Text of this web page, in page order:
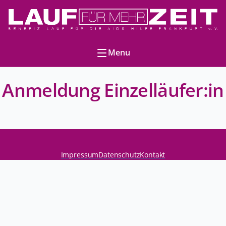
Menu
Anmeldung Einzelläufer:in
überspringen
ImpressumDatenschutzKontakt